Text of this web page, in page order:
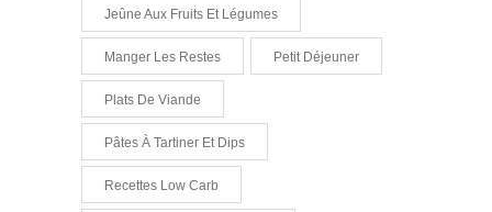
Jeûne Aux Fruits Et Légumes
Manger Les Restes Petit Déjeuner
Plats De Viande
Pâtes À Tartiner Et Dips
Recettes Low Carb